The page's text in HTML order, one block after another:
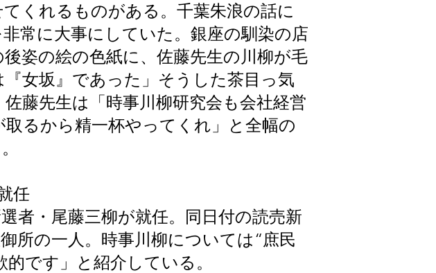
くれるものがある。千葉朱浪の話に
常に大事にしていた。銀座の馴染の店
姿の絵の色紙に、佐藤先生の川柳が毛
女坂』であった」そうした茶目っ気
藤先生は「時事川柳研究会も会社経営
るから精一杯やってくれ」と全幅の
任
者・尾藤三柳が就任。同日付の読売新
所の一人。時事川柳については“庶民
です」と紹介している。